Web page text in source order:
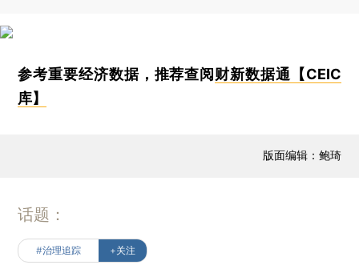
参考重要经济数据，推荐查阅 财新数据通【CEIC
库】
版面编辑：鲍琦
话题：
#治理追踪 +关注